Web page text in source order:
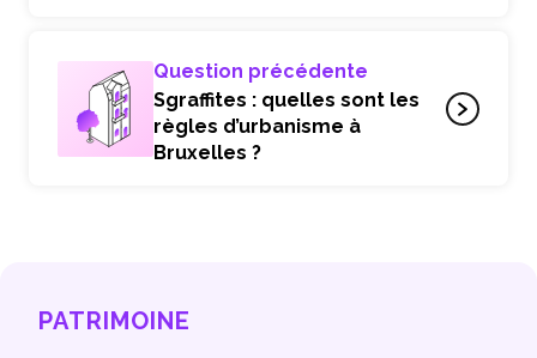
Question précédente
Sgraffites : quelles sont les
règles d’urbanisme à
Bruxelles ?
PATRIMOINE